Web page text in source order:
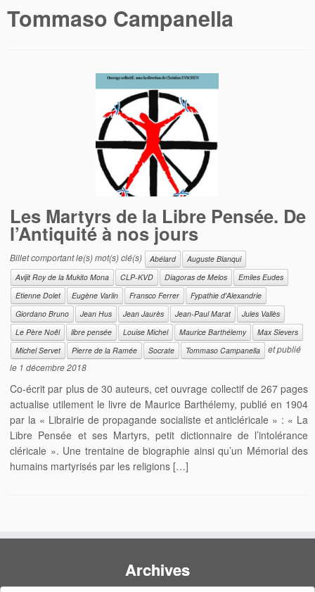
Tommaso Campanella
Les Martyrs de la Libre Pensée. De
l’Antiquité à nos jours
Billet comportant le(s) mot(s) clé(s) Abélard
Auguste Blanqui
Avijit Roy de la Mukito Mona
CLP-KVD Diagoras de Melos
Emiles Eudes
Etienne Dolet
Eugène Varlin Fransco Ferrer
Fypathie d'Alexandrie
Giordano Bruno
Jean Hus Jean Jaurès Jean-Paul Marat
Jules Vallès
Le Père Noêl
libre pensée Louise Michel Maurice Barthélemy
Max Sievers
Michel Servet
Pierre de la Ramée Socrate Tommaso Campanella
et publié
le 1 décembre 2018
Co-écrit par plus de 30 auteurs, cet ouvrage collectif de 267 pages
actualise utilement le livre de Maurice Barthélemy, publié en 1904
par la « Librairie de propagande socialiste et anticléricale » : « La
Libre Pensée et ses Martyrs, petit dictionnaire de l’intolérance
cléricale ». Une trentaine de biographie ainsi qu’un Mémorial des
humains martyrisés par les religions […]
Archives